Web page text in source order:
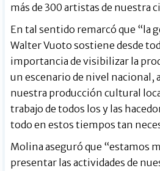
más de 300 artistas de nuestra
En tal sentido remarcó que “la
Walter Vuoto sostiene desde
importancia de visibilizar la
un escenario de nivel nacional,
nuestra producción cultural
trabajo de todos los y las
todo en estos tiempos tan
Molina aseguró que “estamos
presentar las actividades de